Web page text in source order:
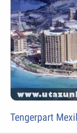
Tengerpart